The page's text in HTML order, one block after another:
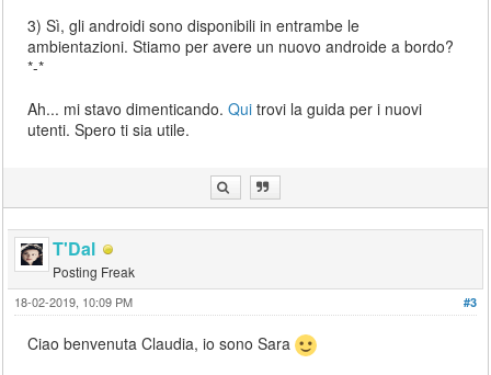
3) Sì, gli androidi sono disponibili in entrambe le
ambientazioni. Stiamo per avere un nuovo androide a bordo?
*-*
Ah... mi stavo dimenticando.Qui trovi la guida per i nuovi
utenti. Spero ti sia utile.
T'Dal
Posting Freak
#3
18-02-2019, 10:09 PM
Ciao benvenuta Claudia, io sono Sara